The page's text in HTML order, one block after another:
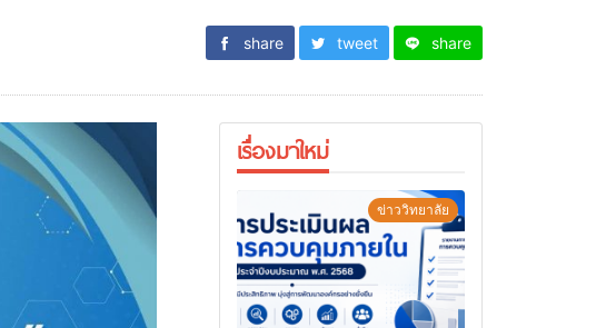
share tweet share
เรื่องมาใหม่
ข่าววิทยาลัย